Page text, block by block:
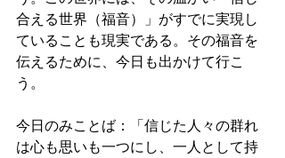
合える世界（福音）」がすでに実現し
ていることも現実である。その福音を
伝えるために、今日も出かけて行こ
う。
今日のみことば：「信じた人々の群れ
は心も思いも一つにし、一人として持